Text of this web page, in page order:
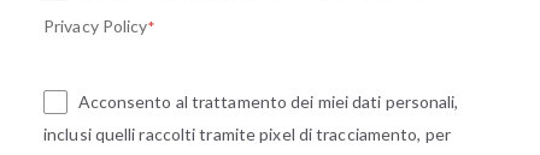
Privacy Policy*
Acconsento al trattamento dei miei dati personali,
inclusi quelli raccolti tramite pixel di tracciamento, per